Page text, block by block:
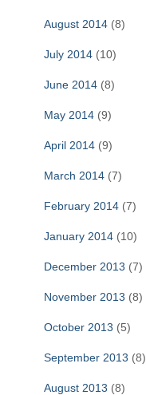
August 2014 (8)
July 2014 (10)
June 2014 (8)
May 2014 (9)
April 2014 (9)
March 2014 (7)
February 2014 (7)
January 2014 (10)
December 2013 (7)
November 2013 (8)
October 2013 (5)
September 2013 (8)
August 2013 (8)